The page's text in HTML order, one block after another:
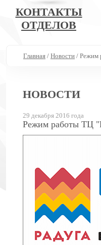
КОНТАКТЫ
ОТДЕЛОВ
Главная / Новости / Режим
НОВОСТИ
29 декабря 2016 года
Режим работы ТЦ